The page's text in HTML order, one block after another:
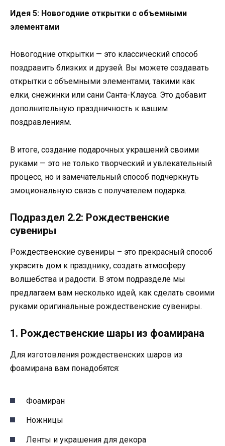
Идея 5: Новогодние открытки с объемными
элементами
Новогодние открытки — это классический способ
поздравить близких и друзей. Вы можете создавать
открытки с объемными элементами, такими как
елки, снежинки или сани Санта-Клауса. Это добавит
дополнительную праздничность к вашим
поздравлениям.
В итоге, создание подарочных украшений своими
руками — это не только творческий и увлекательный
процесс, но и замечательный способ подчеркнуть
эмоциональную связь с получателем подарка.
Подраздел 2.2: Рождественские
сувениры
Рождественские сувениры – это прекрасный способ
украсить дом к празднику, создать атмосферу
волшебства и радости. В этом подразделе мы
предлагаем вам несколько идей, как сделать своими
руками оригинальные рождественские сувениры.
1. Рождественские шары из фоамирана
Для изготовления рождественских шаров из
фоамирана вам понадобятся:
Фоамиран
Ножницы
Ленты и украшения для декора